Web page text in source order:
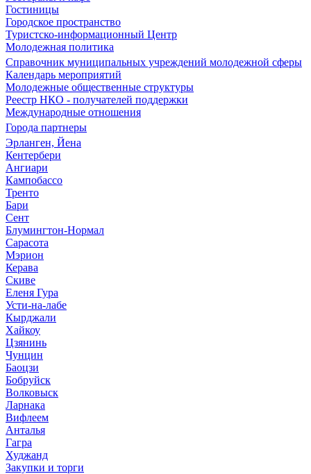
Гостиницы
Городское пространство
Туристско-информационный Центр
Молодежная политика
Справочник муниципальных учреждений молодежной сферы
Календарь мероприятий
Молодежные общественные структуры
Реестр НКО - получателей поддержки
Международные отношения
Города партнеры
Эрланген, Йена
Кентербери
Ангиари
Кампобассо
Тренто
Бари
Сент
Блумингтон-Нормал
Сарасота
Мэрион
Керава
Скиве
Еленя Гура
Усти-на-лабе
Кырджали
Хайкоу
Цзянинь
Чунцин
Баоцзи
Бобруйск
Волковыск
Ларнака
Вифлеем
Анталья
Гагра
Худжанд
Закупки и торги